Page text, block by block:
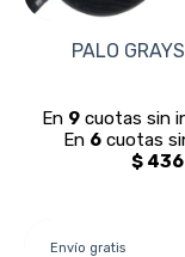
PALO
Envío gratis